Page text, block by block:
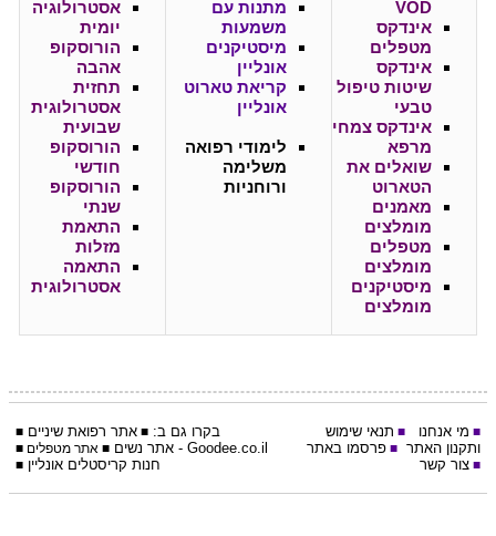
VOD
אינדקס
מטפלים
אינדקס
שיטות טיפול
טבעי
אינדקס צמחי
מרפא
שואלים את
הטארוט
מאמנים
מומלצים
מטפלים
מומלצים
מיסטיקנים
מומלצים
מתנות עם
משמעות
מיסטיקנים
אונליין
קריאת טארוט
אונליין
לימודי רפואה
משלימה
ורוחניות
אסטרולוגיה
יומית
הורוסקופ
אהבה
תחזית
אסטרולוגית
שבועית
הורוסקופ
חודשי
הורוסקופ
שנתי
התאמת
מזלות
התאמה
אסטרולוגית
■ מי אנחנו ■ תנאי שימוש
ותקנון האתר ■ פרסמו באתר
■ צור קשר
בקרו גם ב: ■ אתר רפואת שיניים ■
Goodee.co.il - אתר נשים ■ אתר מטפלים ■
חנות קריסטלים אונליין ■